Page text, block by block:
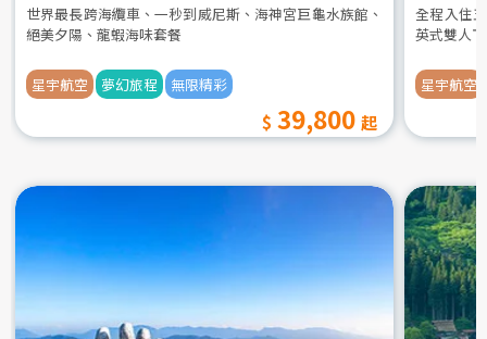
世界最長跨海纜車、一秒到威尼斯、海神宮巨龜水族館、
絕美夕陽、龍蝦海味套餐
星宇航空 夢幻旅程 無限精彩
39,800
全程入住
英式雙人
星宇航空